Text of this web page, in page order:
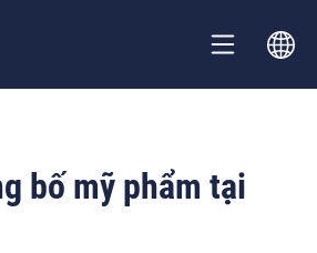
bố mỹ phẩm tại